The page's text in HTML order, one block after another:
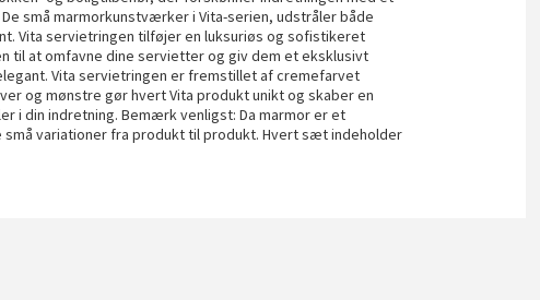
små marmorkunstværker i Vita-serien, udstråler både
Vita servietringen tilføjer en luksuriøs og sofistikeret
til at omfavne dine servietter og giv dem et eksklusivt
Vita servietringen er fremstillet af cremefarvet
og mønstre gør hvert Vita produkt unikt og skaber en
i din indretning. Bemærk venligst: Da marmor er et
variationer fra produkt til produkt. Hvert sæt indeholder